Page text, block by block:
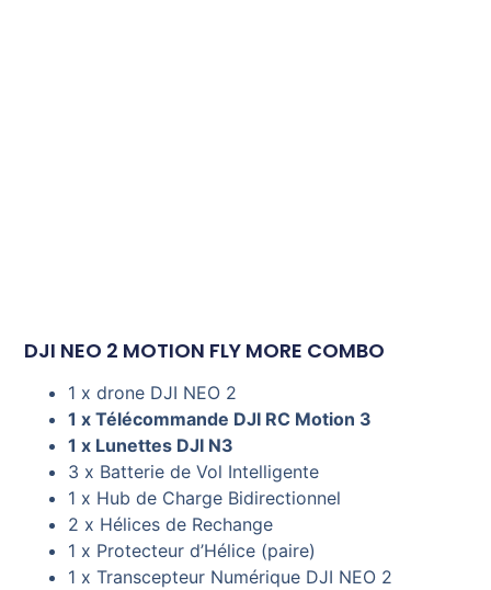
DJI NEO 2 MOTION FLY MORE COMBO
1 x drone DJI NEO 2
1 x Télécommande DJI RC Motion 3
1 x Lunettes DJI N3
3 x Batterie de Vol Intelligente
1 x Hub de Charge Bidirectionnel
2 x Hélices de Rechange
1 x Protecteur d’Hélice (paire)
1 x Transcepteur Numérique DJI NEO 2